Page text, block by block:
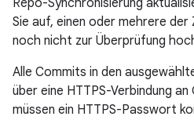
Repo-Synchronisierung
Sie auf, einen oder mehrere der
noch nicht zur Überprüfung
Alle Commits in den
über eine HTTPS-Verbindung
müssen ein HTTPS-Passwort